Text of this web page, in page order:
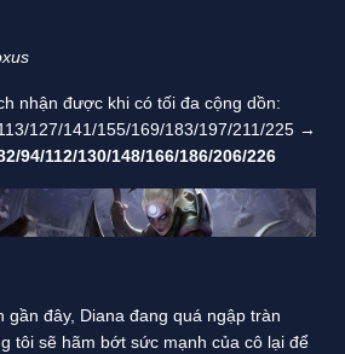
nhận được khi có tối đa cộng dồn:
127/141/155/169/183/197/211/225 →
94/112/130/148/166/186/206/226
gần đây, Diana đang quá ngập tràn
tôi sẽ hãm bớt sức mạnh của cô lại để